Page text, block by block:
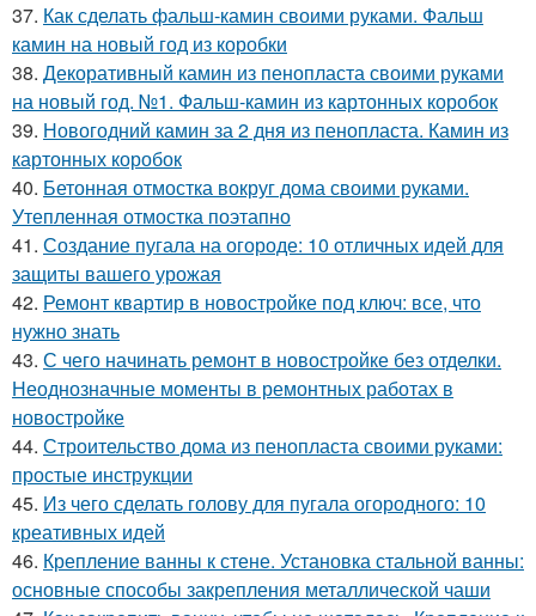
37. Как сделать фальш-камин своими руками. Фальш
камин на новый год из коробки
38. Декоративный камин из пенопласта своими руками
на новый год. №1. Фальш-камин из картонных коробок
39. Новогодний камин за 2 дня из пенопласта. Камин из
картонных коробок
40. Бетонная отмостка вокруг дома своими руками.
Утепленная отмостка поэтапно
41. Создание пугала на огороде: 10 отличных идей для
защиты вашего урожая
42. Ремонт квартир в новостройке под ключ: все, что
нужно знать
43. С чего начинать ремонт в новостройке без отделки.
Неоднозначные моменты в ремонтных работах в
новостройке
44. Строительство дома из пенопласта своими руками:
простые инструкции
45. Из чего сделать голову для пугала огородного: 10
креативных идей
46. Крепление ванны к стене. Установка стальной ванны:
основные способы закрепления металлической чаши